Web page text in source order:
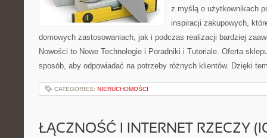
z myślą o użytkownikach
inspiracji zakupowych,
domowych zastosowaniach, jak i podczas realizacji bardziej
Nowości to Nowe Technologie i Poradniki i Tutoriale. Oferta
sposób, aby odpowiadać na potrzeby różnych klientów. Dzięki
CATEGORIES: NIERUCHOMOŚCI
ŁĄCZNOŚĆ I INTERNET RZECZY